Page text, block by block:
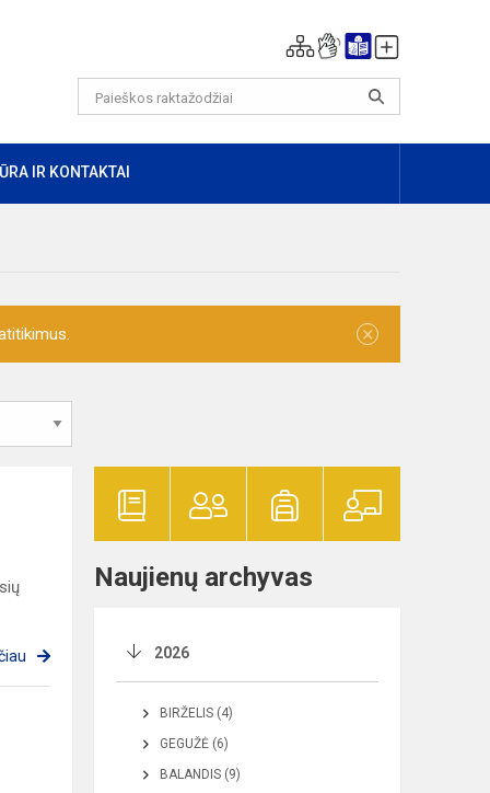
IR KONTAKTAI
×
Naujienų archyvas
2026
BIRŽELIS (4)
GEGUŽĖ (6)
BALANDIS (9)